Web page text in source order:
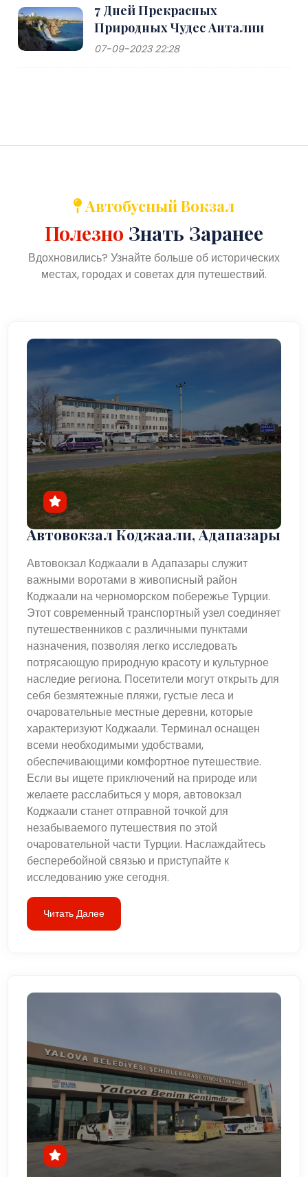
7 Дней Прекрасных
Природных Чудес Анталии
07-09-2023 22:28
Автобусный Вокзал
Полезно Знать Заранее
Вдохновились? Узнайте больше об исторических
местах, городах и советах для путешествий.
Автовокзал Коджаали, Адапазары
Автовокзал Коджаали в Адапазары служит
важными воротами в живописный район
Коджаали на черноморском побережье Турции.
Этот современный транспортный узел соединяет
путешественников с различными пунктами
назначения, позволяя легко исследовать
потрясающую природную красоту и культурное
наследие региона. Посетители могут открыть для
себя безмятежные пляжи, густые леса и
очаровательные местные деревни, которые
характеризуют Коджаали. Терминал оснащен
всеми необходимыми удобствами,
обеспечивающими комфортное путешествие.
Если вы ищете приключений на природе или
желаете расслабиться у моря, автовокзал
Коджаали станет отправной точкой для
незабываемого путешествия по этой
очаровательной части Турции. Наслаждайтесь
бесперебойной связью и приступайте к
исследованию уже сегодня.
Читать Далее